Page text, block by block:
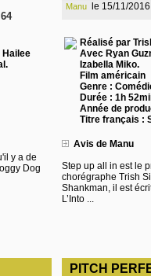
64
Hailee
y a de
Dog
Manu le 15/11/
Réalisé par
Avec Ryan
Izabella Miko.
Film américain
Genre :
Durée : 1h
Année de
Titre français :
Avis de Manu
Step up all in est le
chorégraphe Trish
Shankman, il est
L’Into ...
PITCH